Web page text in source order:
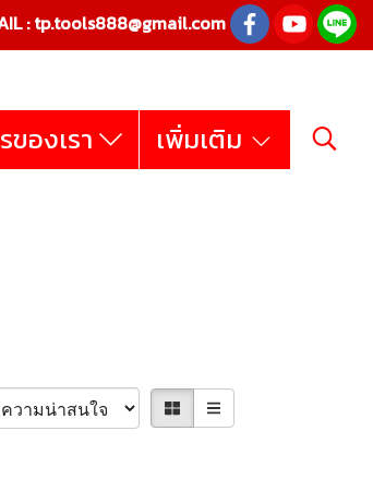
:tp.tools888@gmail.com
ของเรา เพิ่มเติม